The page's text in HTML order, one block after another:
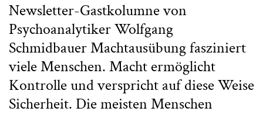
Newsletter-Gastkolumne von
Psychoanalytiker Wolfgang
Schmidbauer Machtausübung fasziniert
viele Menschen. Macht ermöglicht
Kontrolle und verspricht auf diese Weise
Sicherheit. Die meisten Menschen